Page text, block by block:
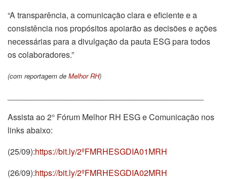
“A transparência, a comunicação clara e eficiente e a
consistência nos propósitos apoiarão as decisões e ações
necessárias para a divulgação da pauta ESG para todos
os colaboradores.”
(com reportagem de Melhor RH)
Assista ao 2° Fórum Melhor RH ESG e Comunicação nos
links abaixo:
(25/09):https://bit.ly/2ºFMRHESGDIA01MRH
(26/09):https://bit.ly/2ºFMRHESGDIA02MRH